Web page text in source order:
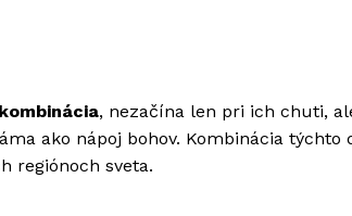
, nezačína len pri ich chuti,
ako nápoj bohov. Kombinácia týchto
regiónoch sveta.